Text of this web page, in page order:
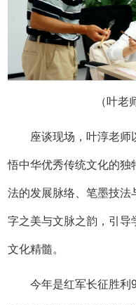
（叶老
座谈现场，叶淳老
悟中华优秀传统文化的独
法的发展脉络、笔墨技法
字之美与文脉之韵，引导
文化精髓。
今年是红军长征胜